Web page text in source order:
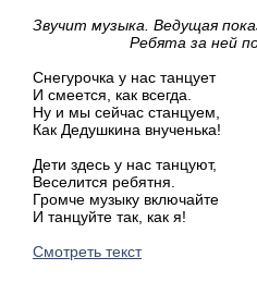
Звучит музыка. Ведущая
Ребята за ней
Снегурочка у нас танцует
И смеется, как всегда.
Ну и мы сейчас станцуем,
Как Дедушкина внученька!
Дети здесь у нас танцуют,
Веселится ребятня.
Громче музыку включайте
И танцуйте так, как я!
Смотреть текст